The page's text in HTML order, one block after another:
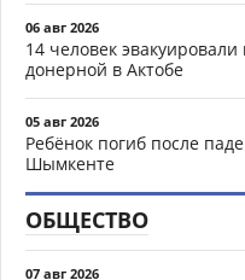
06 авг 2026
14 человек
донерной в Актобе
05 авг 2026
Ребёнок погиб после
Шымкенте
ОБЩЕСТВО
07 авг 2026